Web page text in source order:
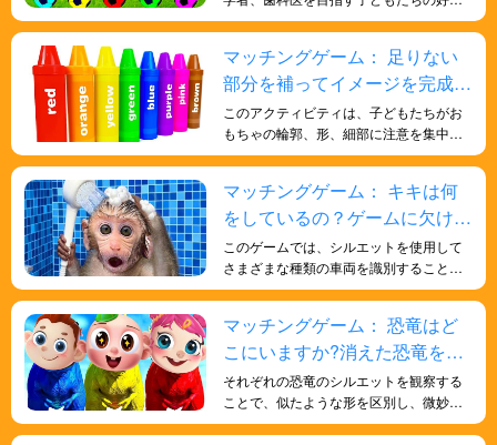
す。
心を育む、ちょっとした脳トレです。エ
で活躍するために必要な、批判的思考力
と論理的思考力を高めるためのオンライ
ンクラスです。
マッチングゲーム： 足りない
部分を補ってイメージを完成さ
せましょう
このアクティビティは、子どもたちがお
もちゃの輪郭、形、細部に注意を集中
し、観察し、分析するのに役立ちます。
知のおもちゃと比較して分類する必要が
あります。このアクティビティは、子ど
もたちの観察力と細部への注意力を養う
と同時に、集中力と分析的思考力を鍛え
るのに役立ちます。 輪郭に基づいてさま
ざまなおもちゃを識別することで、子ど
もたちは観察力を発達させ、物体を分類
する能力を向上させ、認知能力と創造的
思考をさらに高めることができます。こ
のアクティビティは、娯楽と学習を提供
するだけでなく、子どもたちに探求と発
見の機会を提供します。
マッチングゲーム： キキは何
をしているの？ゲームに欠けて
いる部分を見つけよう！
このゲームでは、シルエットを使用して
さまざまな種類の車両を識別すること
で、子供たちの形状識別スキルを向上さ
に楽しく効果的に身につけさせることが
できます。
マッチングゲーム： 恐竜はど
こにいますか?消えた恐竜を探
そう！
それぞれの恐竜のシルエットを観察する
ことで、似たような形を区別し、微妙な
違いに気づくようになります。科学的な